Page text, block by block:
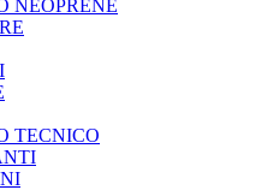
NEOPRENE
TECNICO